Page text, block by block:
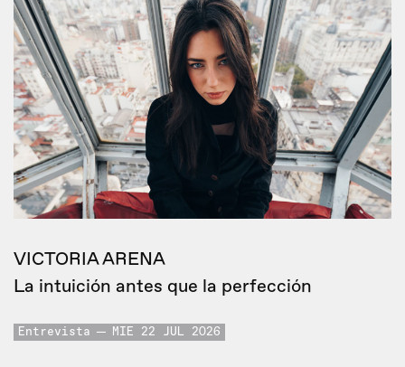
VICTORIA ARENA
La intuición antes que la perfección
Entrevista MIE 22 JUL 2026